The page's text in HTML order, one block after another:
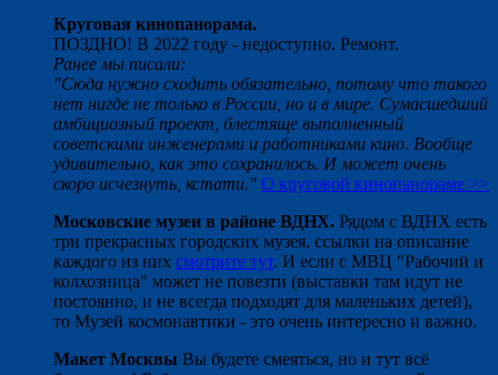
Круговая кинопанорама.
ПОЗДНО! В 2022 году - недоступно. Ремонт.
Ранее мы писали:
"Сюда нужно сходить обязательно, потому что такого
нет нигде не только в России, но и в мире. Сумасшедший
амбициозный проект, блестяще выполненный
советскими инженерами и работниками кино. Вообще
удивительно, как это сохранилось. И может очень
скоро исчезнуть, кстати." О круговой кинопанораме >>
Московские музеи в районе ВДНХ. Рядом с ВДНХ есть
три прекрасных городских музея, ссылки на описание
каждого из них смотрите тут. И если с МВЦ "Рабочий и
колхозница" может не повезти (выставки там идут не
постоянно, и не всегда подходят для маленьких детей),
то Музей космонавтики - это очень интересно и важно.
Макет Москвы Вы будете смеяться, но и тут всё